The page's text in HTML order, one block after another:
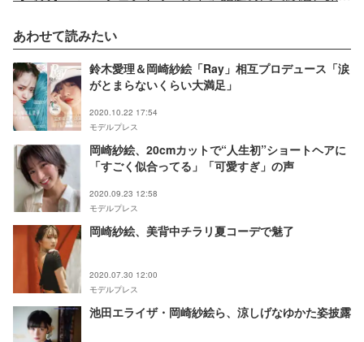
あわせて読みたい
鈴木愛理＆岡崎紗絵「Ray」相互プロデュース「涙
がとまらないくらい大満足」
2020.10.22 17:54
モデルプレス
岡崎紗絵、20cmカットで“人生初”ショートヘアに
「すごく似合ってる」「可愛すぎ」の声
2020.09.23 12:58
モデルプレス
岡崎紗絵、美背中チラリ夏コーデで魅了
2020.07.30 12:00
モデルプレス
池田エライザ・岡崎紗絵ら、涼しげなゆかた姿披露